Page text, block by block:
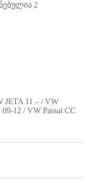
2
11 – / VW
12 / VW Passat CC